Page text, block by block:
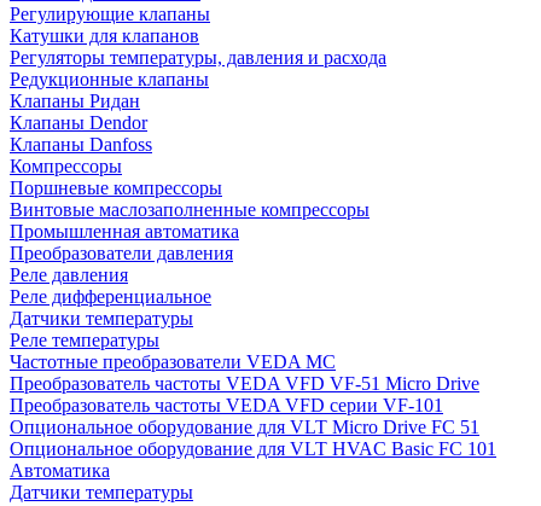
Регулирующие клапаны
Катушки для клапанов
Регуляторы температуры, давления и расхода
Редукционные клапаны
Клапаны Ридан
Клапаны Dendor
Клапаны Danfoss
Компрессоры
Поршневые компрессоры
Винтовые маслозаполненные компрессоры
Промышленная автоматика
Преобразователи давления
Реле давления
Реле дифференциальное
Датчики температуры
Реле температуры
Частотные преобразователи VEDA MC
Преобразователь частоты VEDA VFD VF-51 Micro Drive
Преобразователь частоты VEDA VFD серии VF-101
Опциональное оборудование для VLT Micro Drive FC 51
Опциональное оборудование для VLT HVAC Basic FC 101
Автоматика
Датчики температуры